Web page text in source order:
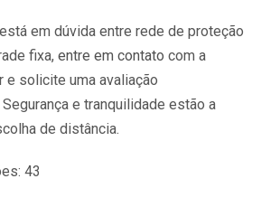
em dúvida entre rede de proteção
fixa, entre em contato com a
e solicite uma avaliação
e tranquilidade estão a
de distância.
43